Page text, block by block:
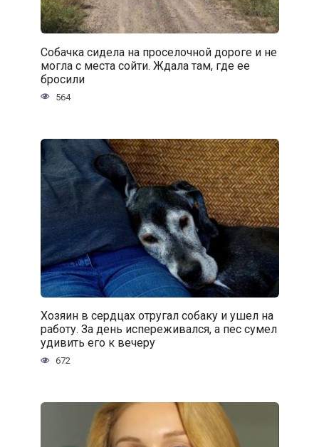
Собачка сидела на проселочной дороге и не
могла с места сойти. Ждала там, где ее
бросили
564
Хозяин в сердцах отругал собаку и ушел на
работу. За день испереживался, а пес сумел
удивить его к вечеру
672